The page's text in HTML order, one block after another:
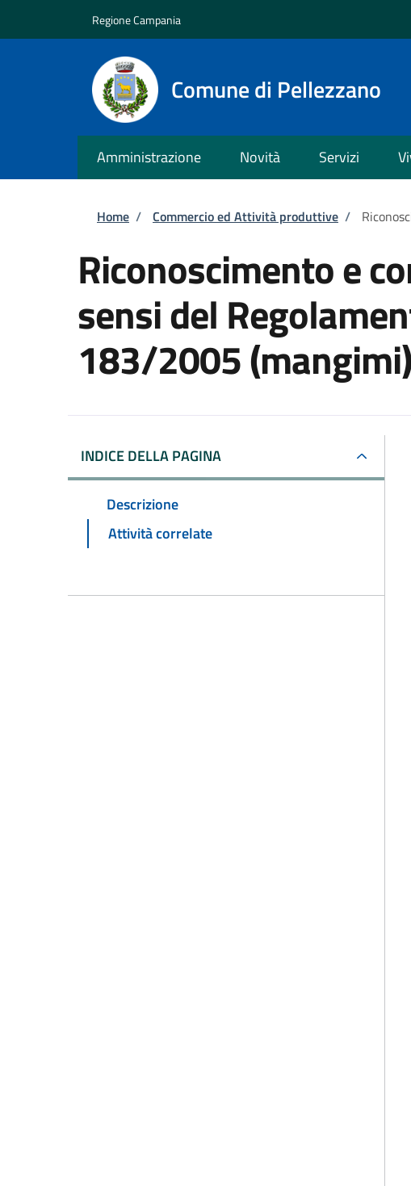
Regione Campania
Comune di Pellezzano
Amministrazione Novità Servizi
Briciole di pane
Home / Commercio ed Attività produttive /
Riconoscimento e
sensi del
183/2005 (mangimi)
INDICE DELLA PAGINA
Descrizione
Attività correlate